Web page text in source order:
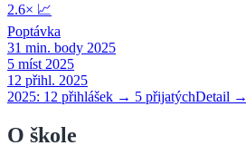
2.6× 📈
Poptávka
31 min. body 2025
5 míst 2025
12 přihl. 2025
2025: 12 přihlášek → 5 přijatýchDetail →
O škole